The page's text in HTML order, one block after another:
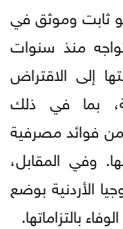
ثابت وموثق في
تواجه منذ سنوات
إلى الاقتراض
بما في ذلك
فوائد مصرفية
وفي المقابل،
الأردنية بوضع
بالتزاماتها.